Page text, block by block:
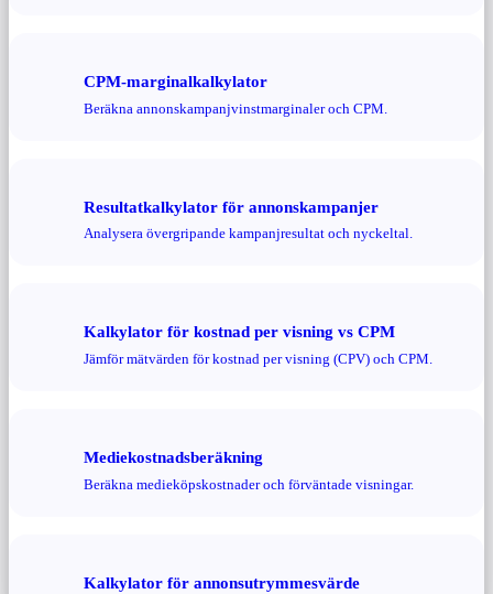
CPM-marginalkalkylator
Beräkna annonskampanjvinstmarginaler och CPM.
Resultatkalkylator för annonskampanjer
Analysera övergripande kampanjresultat och nyckeltal.
Kalkylator för kostnad per visning vs CPM
Jämför mätvärden för kostnad per visning (CPV) och CPM.
Mediekostnadsberäkning
Beräkna medieköpskostnader och förväntade visningar.
Kalkylator för annonsutrymmesvärde